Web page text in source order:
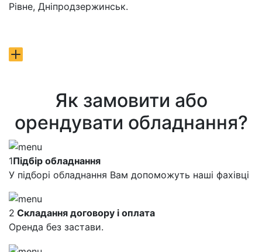
Рівне, Дніпродзержинськ.
Як замовити або
орендувати обладнання?
1Підбір обладнання
У підборі обладнання Вам допоможуть наші фахівці
2 Складання договору і оплата
Оренда без застави.